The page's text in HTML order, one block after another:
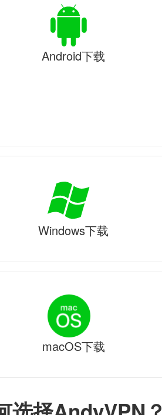
Android下载
Windows下载
macOS下载